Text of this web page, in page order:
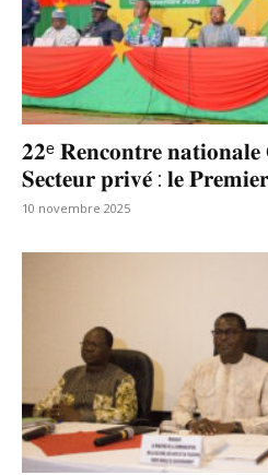
𝟐𝟐ᵉ 𝐑𝐞𝐧𝐜𝐨𝐧𝐭𝐫𝐞
𝐒𝐞𝐜𝐭𝐞𝐮𝐫 𝐩𝐫𝐢𝐯𝐞́ : 𝐥𝐞
10 novembre 2025